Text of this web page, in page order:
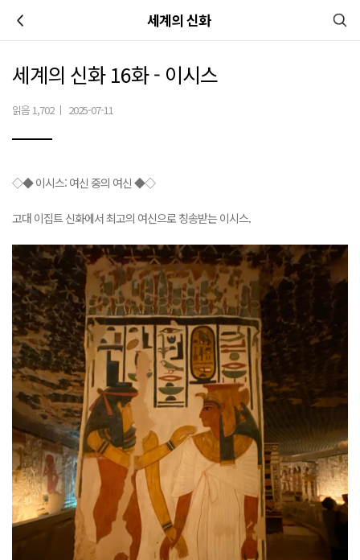
세계의 신화
세계의 신화 16화 - 이시스
읽음 1,702 | 2025-07-11
◇◆ 이시스: 여신 중의 여신 ◆◇
고대 이집트 신화에서 최고의 여신으로 칭송받는 이시스.